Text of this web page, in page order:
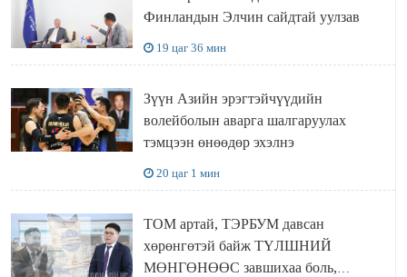
Финландын Элчин сайдтай уулзав
19 цаг 36 мин
Зүүн Азийн эрэгтэйчүүдийн
волейболын аварга шалгаруулах
тэмцээн өнөөдөр эхэлнэ
20 цаг 1 мин
ТОМ артай, ТЭРБУМ давсан
хөрөнгөтэй байж ТҮЛШНИЙ
МӨНГӨНӨӨС завшихаа боль,